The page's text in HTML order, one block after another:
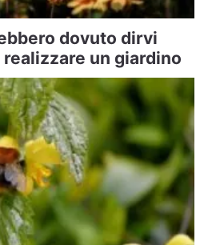
dovuto dirvi
un giardino